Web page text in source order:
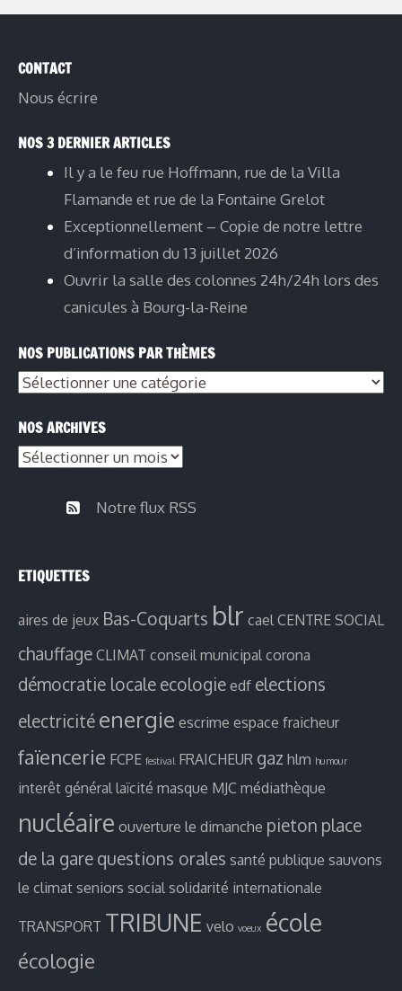
CONTACT
Nous écrire
NOS 3 DERNIER ARTICLES
Il y a le feu rue Hoffmann, rue de la Villa
Flamande et rue de la Fontaine Grelot
Exceptionnellement – Copie de notre lettre
d’information du 13 juillet 2026
Ouvrir la salle des colonnes 24h/24h lors des
canicules à Bourg-la-Reine
NOS PUBLICATIONS PAR THÈMES
Nos
par
thèmes
NOS ARCHIVES
Nos
Notre flux RSS
ETIQUETTES
aires de jeux Bas-Coquarts blr cael CENTRE SOCIAL
chauffage CLIMAT conseil municipal corona
démocratie locale ecologie edf elections
electricité energie escrime espace fraicheur
faïencerie FCPE festival FRAICHEUR gaz hlm humour
interêt général laïcité masque MJC médiathèque
nucléaire ouverture le dimanche pieton place
de la gare questions orales santé publique sauvons
le climat seniors social solidarité internationale
TRANSPORT TRIBUNE velo voeux école
écologie